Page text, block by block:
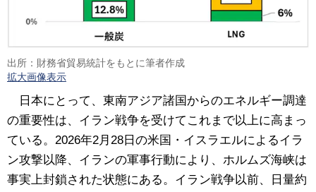
出所：財務省貿易統計をもとに筆者作成
拡大画像表示
日本にとって、東南アジア諸国からのエネルギー調達
の重要性は、イラン戦争を受けてこれまで以上に高まっ
ている。2026年2月28日の米国・イスラエルによるイラ
ン攻撃以降、イランの軍事行動により、ホルムズ海峡は
事実上封鎖された状態にある。イラン戦争以前、日量約